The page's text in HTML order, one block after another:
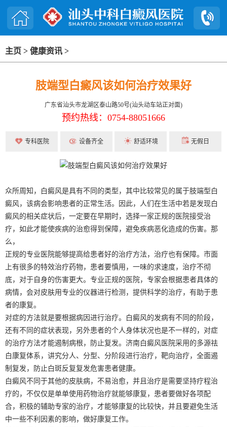
主页 > 健康资讯 >
肢端型白癜风该如何治疗效果好
广东省汕头市龙湖区泰山路50号(汕头动车站正对面)
预约热线：0754-88051666
专科医院 设备齐全 舒适环境 无假日
众所周知，白癜风是具有不同的类型，其中比较常见的属于肢端型白
癜风，该病会影响患者的正常生活。因此，人们在生活中若是发现白
癜风的相关症状后，一定要在早期时，选择一家正规的医院接受治
疗，如此才能使疾病的治愈得到保障，避免疾病恶化造成的伤害。那
么，
正规的专业医院能够提高给患者好的治疗方法，治疗也有保障。市面
上有很多的特效治疗药物，患者要慎用，一味的求速度，治疗不彻
底，对于自身的伤害更大。专业正规的医院，专家会根据患者具体的
病情，会对皮肤用专业的仪器进行检测，提供科学的治疗，有助于患
者的康复。
对症的方法就是要根据病因进行治疗。白癜风的发病有不同的阶段，
还有不同的症状表现，另外患者的个人身体状况也是不一样的，对症
的治疗方法才能遏制病根，防止复发。济南白癜风医院采用的多源祛
白康复体系，讲究分人、分型、分阶段进行治疗，靶向治疗，全面遏
制复发，防止白斑反复复发危害患者健康。
白癜风不同于其他的皮肤病，不易治愈，并且治疗是需要坚持疗程治
疗的，不仅仅是单单使用药物治疗就能够康复，患者要做好各项配
合，积极的辅助专家的治疗，才能够康复的比较快，并且要避免生活
中一些不利因素的影响，做好康复工作。